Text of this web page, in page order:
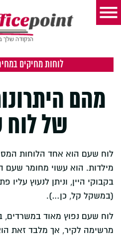
לוחות מחיקים
מהם
של
לוח שעם הוא אחד הלוחות
מילדות. הוא עשוי מחומר שעם
בקבוקי היין, וניתן לנעוץ עליו
(במשקל קל, כן…).
לוח שעם נפוץ מאוד במשרדים,
מרשימה לקיר, אך מלבד זאת